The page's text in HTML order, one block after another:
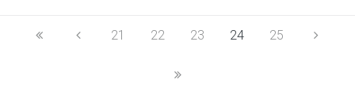
21 22 23 24 25